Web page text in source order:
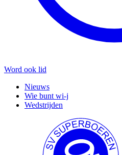
Word ook lid
Nieuws
Wie bunt wi-j
Wedstrijden